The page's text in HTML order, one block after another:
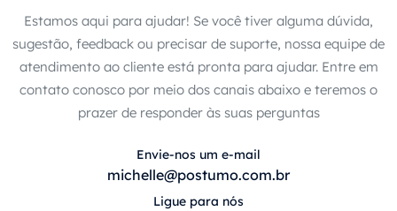
Estamos aqui para ajudar! Se você tiver alguma dúvida,
sugestão, feedback ou precisar de suporte, nossa equipe de
atendimento ao cliente está pronta para ajudar. Entre em
contato conosco por meio dos canais abaixo e teremos o
prazer de responder às suas perguntas
Envie-nos um e-mail
michelle@postumo.com.br
Ligue para nós